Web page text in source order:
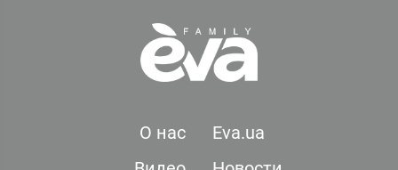
О нас
Eva.ua